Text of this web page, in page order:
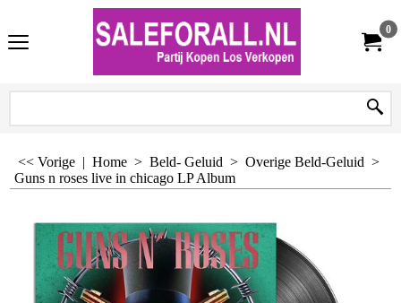
0
<< Vorige | Home > Beld- Geluid > Overige Beld-Geluid >
Guns n roses live in chicago LP Album